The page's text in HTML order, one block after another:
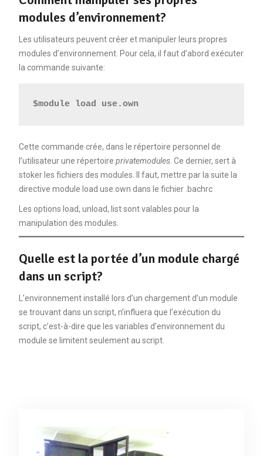
modules d’environnement?
Les utilisateurs peuvent créer et manipuler leurs propres
modules d’environnement. Pour cela, il faut d’abord exécuter
la commande suivante:
$module load use.own
Cette commande crée, dans le répertoire personnel de
l’utilisateur une répertoire privatemodules. Ce dernier, sert à
stoker les fichiers des modules. Il faut, mettre par la suite la
directive module load use.own dans le fichier .bachrc
Les options load, unload, list sont valables pour la
manipulation des modules.
Quelle est la portée d’un module chargé
dans un script?
L’environnement installé lors d’un chargement d’un module
se trouvant dans un script, n’influera que l’exécution du
script, c’est-à-dire que les variables d’environnement du
module se limitent seulement au script.